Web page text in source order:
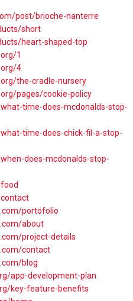
post/brioche-nanterre
short
heart-shaped-top
1
4
the-cradle-nursery
pages/cookie-policy
time-does-mcdonalds-stop-
time-does-chick-fil-a-stop-
does-mcdonalds-stop-
portofolio
about
project-details
contact
blog
app-development-plan
key-feature-benefits